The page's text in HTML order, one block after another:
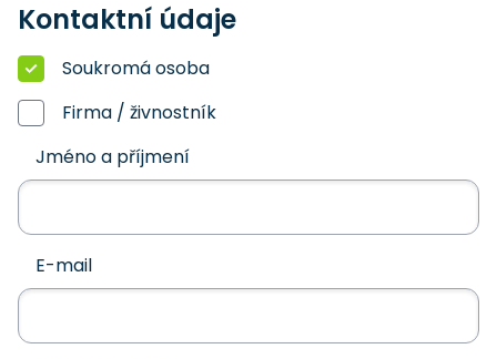
Kontaktní údaje
Soukromá osoba
Firma / živnostník
Jméno a příjmení
E-mail